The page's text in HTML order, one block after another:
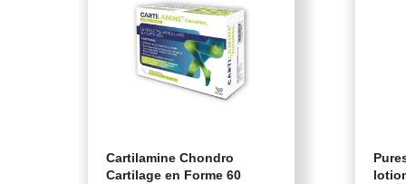
Cartilamine Chondro
Cartilage en Forme 60